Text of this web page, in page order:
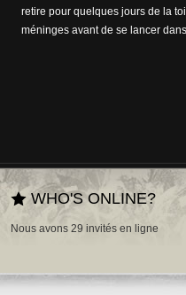
retire pour quelques jours de la
méninges avant de se lancer
WHO'S ONLINE?
Nous avons 29 invités en ligne